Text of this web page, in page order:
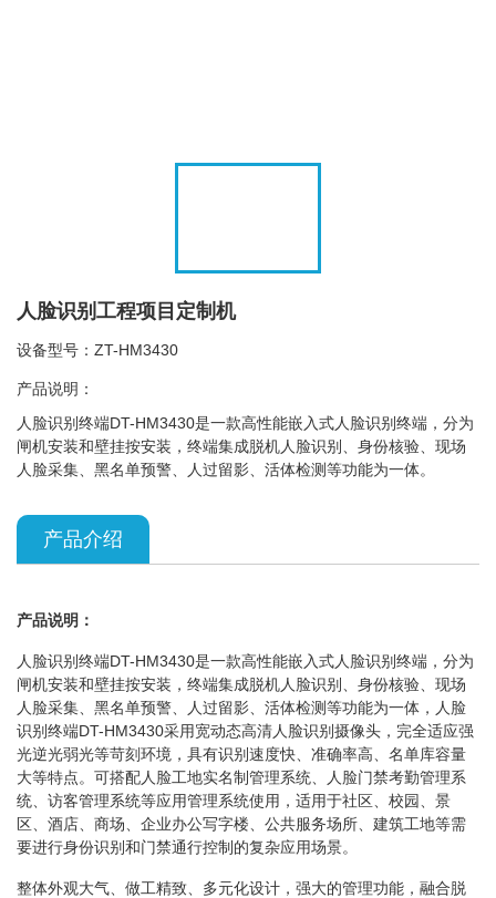
人脸识别工程项目定制机
设备型号：ZT-HM3430
产品说明：
人脸识别终端DT-HM3430是一款高性能嵌入式人脸识别终端，分为
闸机安装和壁挂按安装，终端集成脱机人脸识别、身份核验、现场
人脸采集、黑名单预警、人过留影、活体检测等功能为一体。
产品介绍
产品说明：
人脸识别终端DT-HM3430是一款高性能嵌入式人脸识别终端，分为
闸机安装和壁挂按安装，终端集成脱机人脸识别、身份核验、现场
人脸采集、黑名单预警、人过留影、活体检测等功能为一体，人脸
识别终端DT-HM3430采用宽动态高清人脸识别摄像头，完全适应强
光逆光弱光等苛刻环境，具有识别速度快、准确率高、名单库容量
大等特点。可搭配人脸工地实名制管理系统、人脸门禁考勤管理系
统、访客管理系统等应用管理系统使用，适用于社区、校园、景
区、酒店、商场、企业办公写字楼、公共服务场所、建筑工地等需
要进行身份识别和门禁通行控制的复杂应用场景。
整体外观大气、做工精致、多元化设计，强大的管理功能，融合脱